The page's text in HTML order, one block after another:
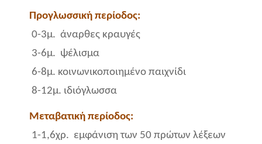
Προγλωσσική περίοδος:
0-3μ. άναρθες κραυγές
3-6μ. ψέλισμα
6-8μ. κοινωνικοποιημένο παιχνίδι
8-12μ. ιδιόγλωσσα
Μεταβατική περίοδος:
1-1,6χρ. εμφάνιση των 50 πρώτων λέξεων